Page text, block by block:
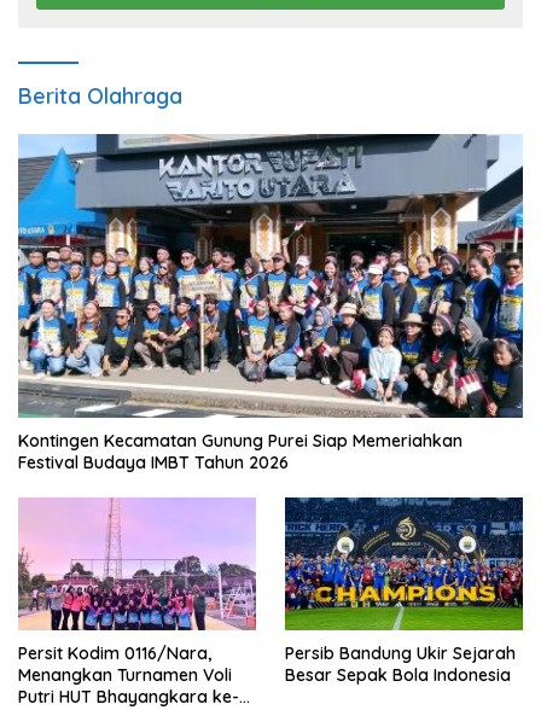
Berita Olahraga
Kontingen Kecamatan Gunung Purei Siap Memeriahkan
Festival Budaya IMBT Tahun 2026
Persit Kodim 0116/Nara,
Menangkan Turnamen Voli
Putri HUT Bhayangkara ke-
Persib Bandung Ukir Sejarah
Besar Sepak Bola Indonesia